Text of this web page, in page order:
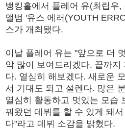
뱅킹홀에서 플레어 유(최립우,
앨범 '유스 에러(YOUTH
스가 개최됐다.
이날 플레어 유는 "앞으로 더
악 많이 보여드리겠다. 끝까지
다. 열심히 해보겠다. 새로운
서 기대도 되고 설렌다. 많은
열심히 활동하고 멋있는 모습
꿔왔던 데뷔를 할 수 있게 돼
다"라고 데뷔 소감을 밝혔다.